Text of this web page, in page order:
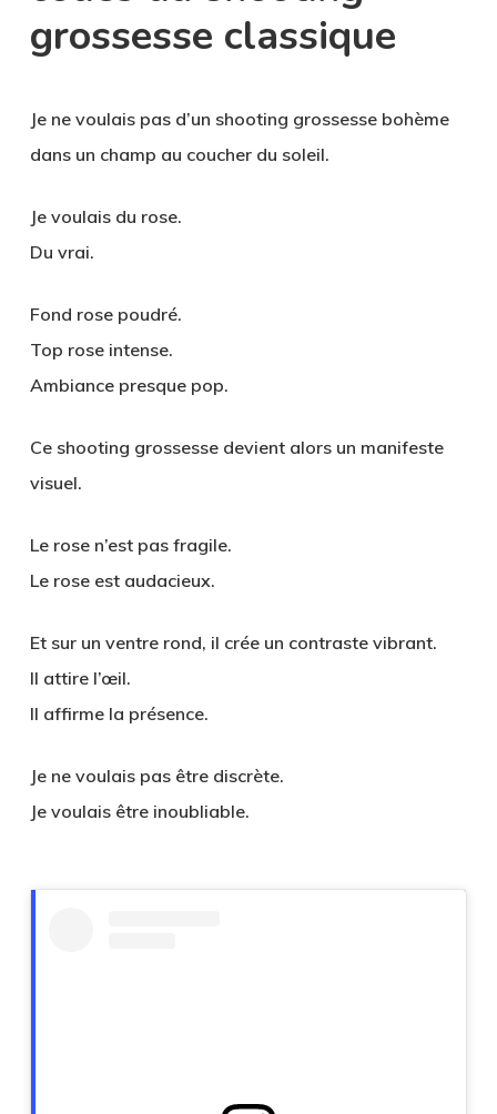
grossesse classique
Je ne voulais pas d’un shooting grossesse bohème
dans un champ au coucher du soleil.
Je voulais du rose.
Du vrai.
Fond rose poudré.
Top rose intense.
Ambiance presque pop.
Ce shooting grossessedevient alors un manifeste
visuel.
Le rose n’est pas fragile.
Le rose est audacieux.
Et sur un ventre rond, il crée un contraste vibrant.
Il attire l’œil.
Il affirme la présence.
Je ne voulais pas être discrète.
Je voulais être inoubliable.